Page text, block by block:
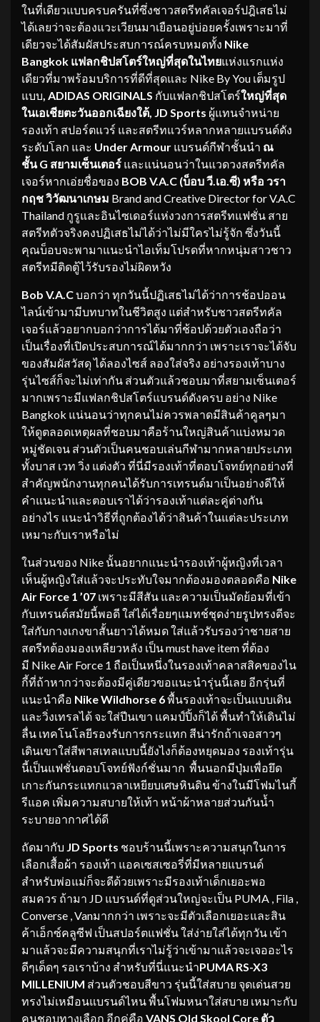
ในที่เดียวแบบครบครันที่ซึ่งชาวสตรีทคัลเจอร์ปฎิเสธไม่
ได้เลยว่าจะต้องแวะเวียนมาเยือนอยู่บ่อยครั้งเพราะมาที่
เดียวจะได้สัมผัสประสบการณ์ครบหมดทั้ง Nike
Bangkok แฟลกชิปสโตร์ใหญ่ที่สุดในไทยแห่งแรกแห่ง
เดียวที่มาพร้อมบริการที่ดีที่สุดและ Nike By You เต็มรูป
แบบ ADIDAS ORIGINALS กับแฟลกชิปสโตร์ใหญ่ที่สุด
ในเอเชียตะวันออกเฉียงใต้ , JD Sports ผู้แทนจำหน่าย
รองเท้า สปอร์ตแวร์ และสตรีทแวร์หลากหลายแบรนด์ดัง
ระดับโลก และ Under Armour แบรนด์กีฬาชั้นนำ ณ
ชั้นG สยามเซ็นเตอร์ และแน่นอนว่าในแวดวงสตรีทคัล
เจอร์หากเอ่ยชื่อของ BOB V.A.C (บ็อบ วี.เอ.ซี) หรือ วรา
กฤช วิวัฒนาเกษม Brand and Creative Director for V.A.C
Thailand กูรูและอินไซเดอร์แห่งวงการสตรีทแฟชั่น สาย
สตรีทตัวจริงคงปฏิเสธไม่ได้ว่าไม่มีใครไม่รู้จัก ซึ่งวันนี้
คุณบ็อบจะพามาแนะนำไอเท็มโปรดที่หากหนุ่มสาวชาว
สตรีทมีติดตู้ไว้รับรองไม่ผิดหวัง
Bob V.A.Cบอกว่า ทุกวันนี้ปฏิเสธไม่ได้ว่าการช้อปออน
ไลน์เข้ามามีบทบาทในชีวิตสูง แต่สำหรับชาวสตรีทคัล
เจอร์แล้วอยากบอกว่าการได้มาที่ช้อปด้วยตัวเองถือว่า
เป็นเรื่องที่เปิดประสบการณ์ได้มากกว่า เพราะเราจะได้จับ
ของสัมผัสวัสดุ ได้ลองไซส์ ลองใส่จริง อย่างรองเท้าบาง
รุ่นไซส์ก็จะไม่เท่ากัน ส่วนตัวแล้วชอบมาที่สยามเซ็นเตอร์
มากเพราะมีแฟลกชิปสโตร์แบรนด์ดังครบ อย่าง Nike
Bangkok แน่นอนว่าทุกคนไม่ควรพลาดมีสินค้าคูลๆมา
ให้ดูตลอดเหตุผลที่ชอบมาคือร้านใหญ่สินค้าแบ่งหมวด
หมู่ชัดเจน ส่วนตัวเป็นคนชอบเล่นกีฬามากหลายประเภท
ทั้งบาส เวท วิ่ง แต่งตัว ที่นี่มีรองเท้าที่ตอบโจทย์ทุกอย่างที่
สำคัญพนักงานทุกคนได้รับการเทรนด์มาเป็นอย่างดีให้
คำแนะนำและตอบเราได้ว่ารองเท้าแต่ละคู่ต่างกัน
อย่างไร แนะนำวิธีที่ถูกต้องได้ว่าสินค้าในแต่ละประเภท
เหมาะกับเราหรือไม่
​ในส่วนของ Nike นั้นอยากแนะนำรองเท้าผู้หญิงที่เวลา
เห็นผู้หญิงใส่แล้วจะประทับใจมากต้องมองตลอดคือ Nike
Air Force 1 ’07 เพราะมีสีสัน และความเป็นมัดย้อมที่เข้า
กับเทรนด์สมัยนี้พอดี ใส่ได้เรื่อยๆแมทช์ชุดง่ายรูปทรงดีจะ
ใส่กับกางเกงขาสั้นยาวได้หมด ใส่แล้วรับรองว่าชายสาย
สตรีทต้องมองเหลียวหลัง เป็น must have item ที่ต้อง
มี Nike Air Force 1 ถือเป็นหนึ่งในรองเท้าคลาสสิคของไน
กี้ที่ถ้าหากว่าจะต้องมีคู่เดียวขอแนะนำรุ่นนี้เลย อีกรุ่นที่
แนะนำคือ NikeWildhorse 6พื้นรองเท้าจะเป็นแบบเดิน
และวิ่งเทรลได้ จะใส่ปีนเขา แคมป์ปิ้งก็ได้ พื้นทำให้เดินไม่
ลื่น เทคโนโลยีรองรับการกระแทก สีน่ารักถ้าเจอสาวๆ
เดินเขาใส่สีพาสเทลแบบนี้ยังไงก็ต้องหยุดมอง รองเท้ารุ่น
นี้เป็นแฟชั่นตอบโจทย์ฟังก์ชั่นมาก พื้นนอกมีปุ่มเพื่อยึด
เกาะกันกระแทกแวลาเหยียบเศษหินดิน ข้างในมีโฟมไนกี้
รีแอค เพิ่มความสบายให้เท้า หน้าผ้าหลายส่วนกันน้ำ
ระบายอากาศได้ดี
​ถัดมากับ JD Sports ชอบร้านนี้เพราะความสนุกในการ
เลือกเสื้อผ้า รองเท้า แอคเซสเซอรี่ที่มีหลายแบรนด์
สำหรับพ่อแม่ก็จะดีด้วยเพราะมีรองเท้าเด็กเยอะพอ
สมควร ถ้ามา JD แบรนด์ที่ดูส่วนใหญ่จะเป็น PUMA , Fila ,
Converse , Vanมากกว่า เพราะจะมีตัวเลือกเยอะและสิน
ค้าเอ็กซ์คลูซีฟ เป็นสปอร์ตแฟชั่น ใส่ง่ายใส่ได้ทุกวัน เข้า
มาแล้วจะมีความสนุกที่เราไม่รู้ว่าเข้ามาแล้วจะเจออะไร
ดีๆเด็ดๆ รอเราบ้าง สำหรับที่นี่แนะนำPUMA RS-X3
MILLENIUM ส่วนตัวชอบสีขาว รุ่นนี้ใส่สบาย จุดเด่นสวย
ทรงไม่เหมือนแบรนด์ไหน พื้นโฟมหนาใส่สบาย เหมาะกับ
คนชอบทางเลือก อีกคู่คือ VANS Old Skool Core ตัว